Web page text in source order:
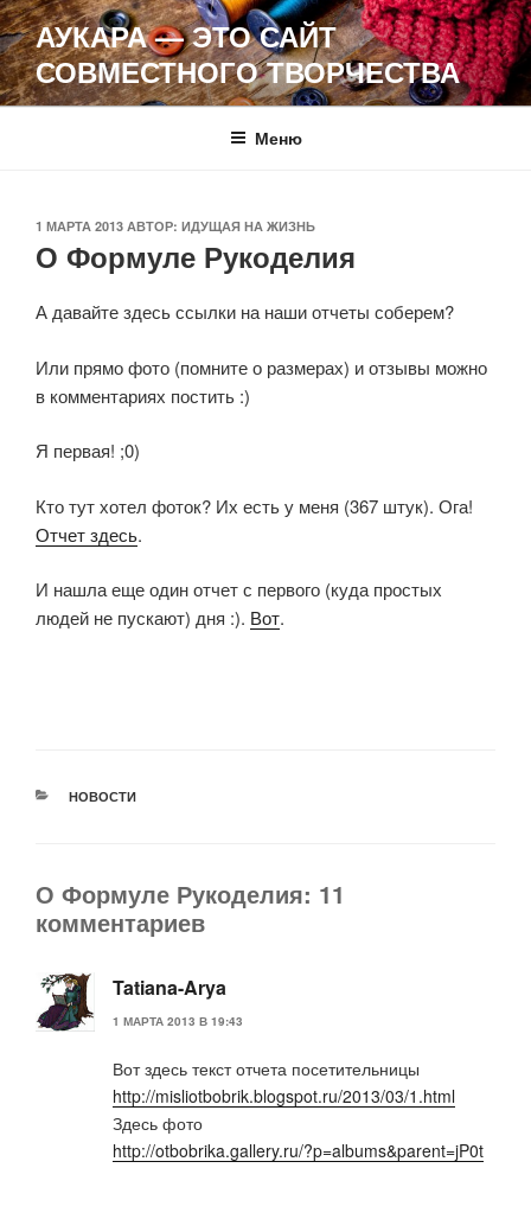
Перейти
к
содержимому
АУКАРА — ЭТО САЙТ
СОВМЕСТНОГО ТВОРЧЕСТВА
Меню
ОПУБЛИКОВАНО
1 МАРТА 2013 АВТОР: ИДУЩАЯ НА ЖИЗНЬ
О Формуле Рукоделия
А давайте здесь ссылки на наши отчеты соберем?
Или прямо фото (помните о размерах) и отзывы можно
в комментариях постить :)
Я первая! ;0)
Кто тут хотел фоток? Их есть у меня (367 штук). Ога!
Отчет здесь.
И нашла еще один отчет с первого (куда простых
людей не пускают) дня :). Вот.
РУБРИКИ
НОВОСТИ
О Формуле Рукоделия: 11
комментариев
Tatiana-Arya
1 МАРТА 2013 В 19:43
Вот здесь текст отчета посетительницы
http://misliotbobrik.blogspot.ru/2013/03/1.html
Здесь фото
http://otbobrika.gallery.ru/?p=albums&parent=jP0t